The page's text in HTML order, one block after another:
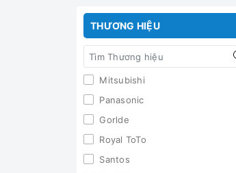
THƯƠNG HIỆU
Mitsubishi
Panasonic
Gorlde
Royal ToTo
Santos